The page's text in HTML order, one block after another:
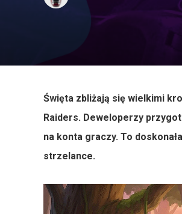
Święta zbliżają się wielkimi
Raiders. Deweloperzy
na konta graczy. To
strzelance.